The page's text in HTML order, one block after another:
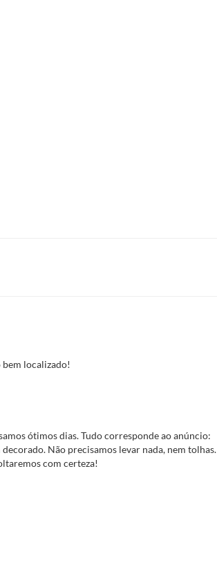
localizado!
ótimos dias. Tudo corresponde ao anúncio:
Não precisamos levar nada, nem tolhas.
com certeza!